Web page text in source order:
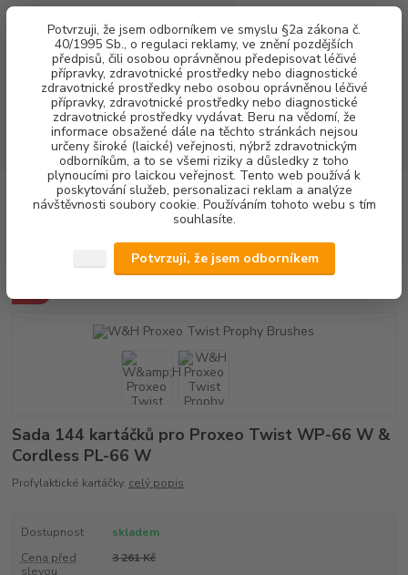
Potvrzuji, že jsem odborníkem ve smyslu §2a zákona č.
40/1995 Sb., o regulaci reklamy, ve znění pozdějších
předpisů, čili osobou oprávněnou předepisovat léčivé
přípravky, zdravotnické prostředky nebo diagnostické
zdravotnické prostředky nebo osobou oprávněnou léčivé
přípravky, zdravotnické prostředky nebo diagnostické
zdravotnické prostředky vydávat. Beru na vědomí, že
informace obsažené dále na těchto stránkách nejsou
určeny široké (laické) veřejnosti, nýbrž zdravotnickým
odborníkům, a to se všemi riziky a důsledky z toho
plynoucími pro laickou veřejnost. Tento web používá k
poskytování služeb, personalizaci reklam a analýze
návštěvnosti soubory cookie. Používáním tohoto webu s tím
souhlasíte.
Potvrzuji, že jsem odborníkem
Menu
CZK
Hledat
(Po-Pá, 8-16 hod.)
za0,00 Kč
DENTALNÍ HYGIENA W&H Proxeo Twist Prophy Brushes
W&H Proxeo Twist Prophy
Sada 144 kartáčků pro Proxeo Twist WP-66 W &
Cordless PL-66 W
Profylaktické kartáčky. celý popis
Dostupnost
skladem
Cena před
slevou
3 261 Kč